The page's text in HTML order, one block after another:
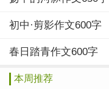
初中·剪影作文600字
春日踏青作文600字
本周推荐